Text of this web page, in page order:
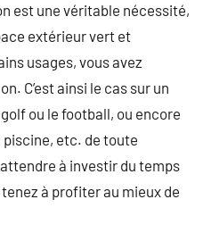
est une véritable nécessité,
extérieur vert et
usages, vous avez
C’est ainsi le cas sur un
ou le football, ou encore
piscine, etc. de toute
à investir du temps
à profiter au mieux de